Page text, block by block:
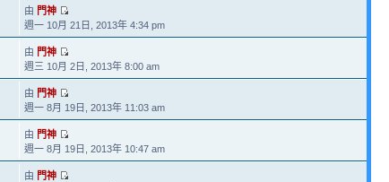
由 門神
週一 10月 21日, 2013年 4:34 pm
由 門神
週三 10月 2日, 2013年 8:00 am
由 門神
週一 8月 19日, 2013年 11:03 am
由 門神
週一 8月 19日, 2013年 10:47 am
由 門神